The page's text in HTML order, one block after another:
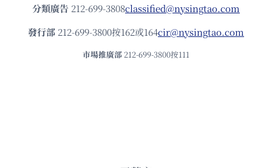
分類廣告 212-699-3808classified@nysingtao.com
發⾏部 212-699-3800按162或164cir@nysingtao.com
市場推廣部 212-699-3800按111